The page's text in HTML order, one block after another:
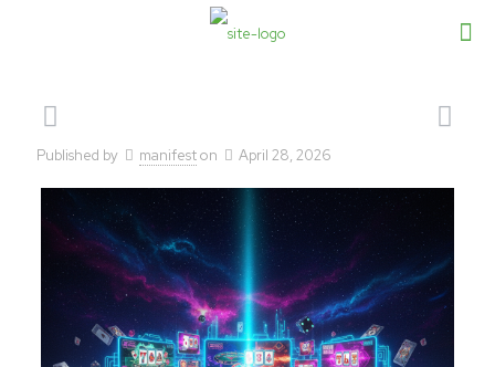
Published by manifeston April 28, 2026